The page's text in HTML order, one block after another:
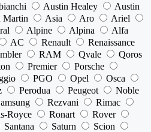
Austin Healey
Austin
Martin Asia Aro
Ariel
Alpine Alpina
Alfa
AC Renault
Renaissance
RAM Qvale
Qoros
Premier
Porsche
PGO Opel
Osca
Perodua Peugeot
Noble
Rezvani
Rimac
Royce Ronart
Rover
Santana Saturn
Scion